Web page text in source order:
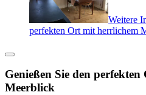
Weitere
perfekten Ort mit herrlichem
Genießen Sie den
Meerblick